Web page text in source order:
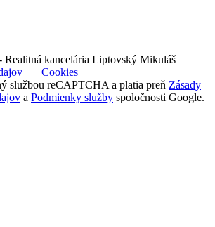
kancelária Liptovský Mikuláš |
| Cookies
službou reCAPTCHA a platia preň Zásady
a Podmienky služby spoločnosti Google.